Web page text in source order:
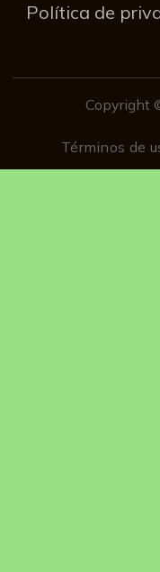
Política de
Copyright
Términos de